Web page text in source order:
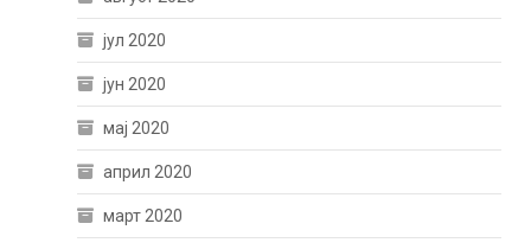
јул 2020
јун 2020
мај 2020
април 2020
март 2020